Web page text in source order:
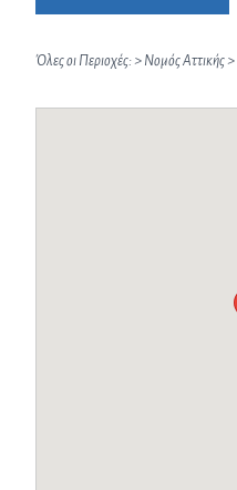
Όλες οι Περιοχές:> Νομός Αττικής>